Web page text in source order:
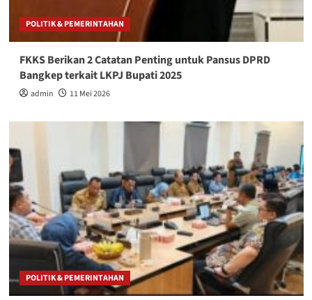
POLITIK & PEMERINTAHAN
FKKS Berikan 2 Catatan Penting untuk Pansus DPRD
Bangkep terkait LKPJ Bupati 2025
admin 11 Mei 2026
POLITIK & PEMERINTAHAN